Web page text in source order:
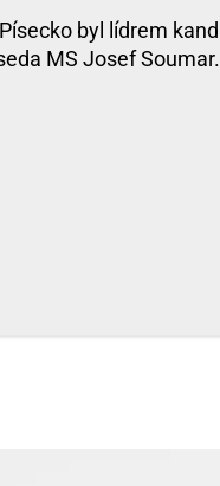
byl lídrem
MS Josef Soumar.